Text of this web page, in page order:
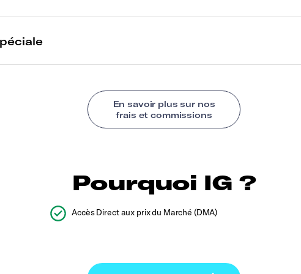
Pourquoi IG ?
Accès Direct aux prix du Marché (DMA)